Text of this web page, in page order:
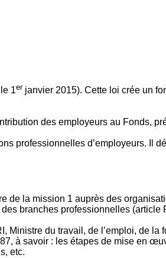
1er janvier 2015). Cette loi crée un
des employeurs au Fonds,
professionnelles d’employeurs. Il
de la mission 1 auprès des
branches professionnelles (article
du travail, de l’emploi, de
à savoir : les étapes de mise en
etc.